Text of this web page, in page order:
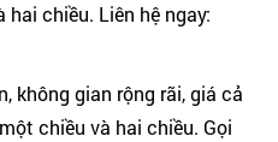
chiều. Liên hệ ngay:
không gian rộng rãi, giá cả
chiều và hai chiều. Gọi